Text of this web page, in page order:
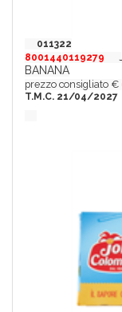
011322
8001440119279
BANANA
prezzo consigliato €
T.M.C. 21/04/2027